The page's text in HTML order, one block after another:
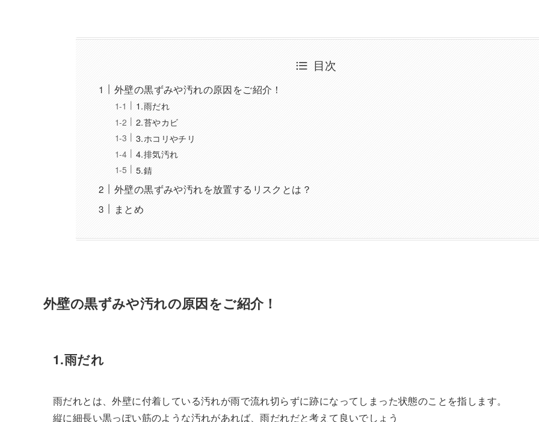
目次
外壁の黒ずみや汚れの原因をご紹介！
1.雨だれ
2.苔やカビ
3.ホコリやチリ
4.排気汚れ
5.錆
外壁の黒ずみや汚れを放置するリスクとは？
まとめ
外壁の黒ずみや汚れの原因をご紹介！
1.雨だれ
雨だれとは、外壁に付着している汚れが雨で流れ切らずに跡になってしまった状態のことを指します。
縦に細長い黒っぽい筋のような汚れがあれば、雨だれだと考えて良いでしょう